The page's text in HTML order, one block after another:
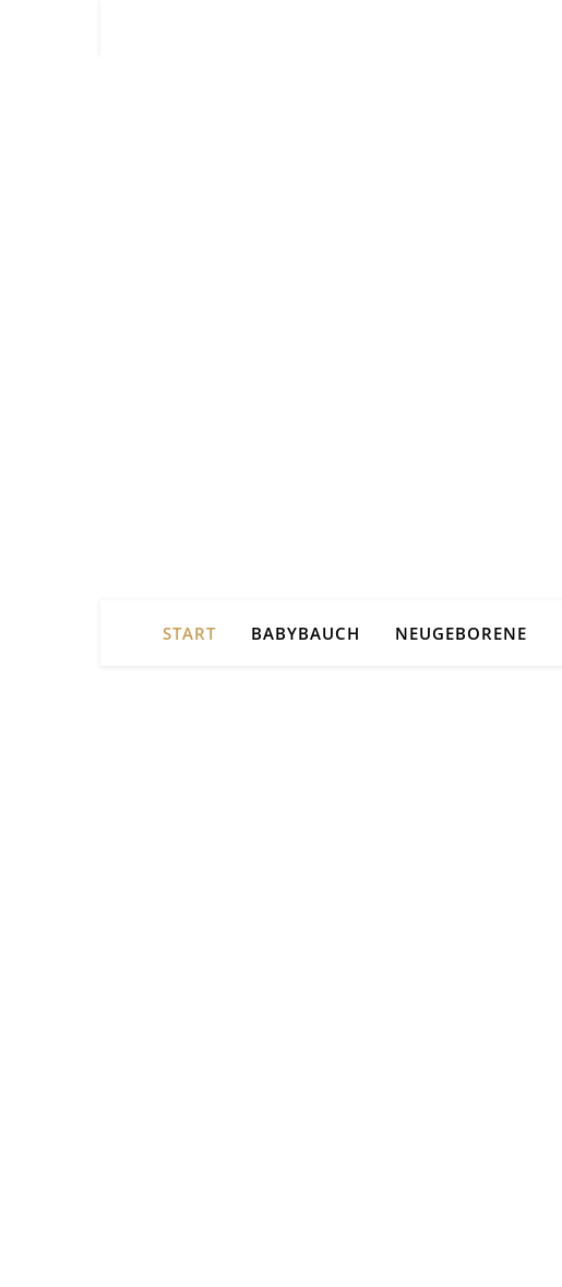
START BABYBAUCH NEUGEBORENE